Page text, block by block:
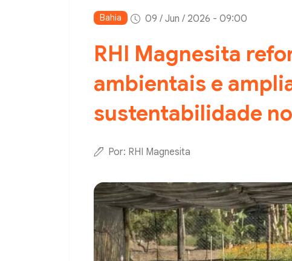
Bahia 09 / Jun / 2026 - 09:00
RHI Magnesita
ambientais e
sustentabilidade
Por: RHI Magnesita